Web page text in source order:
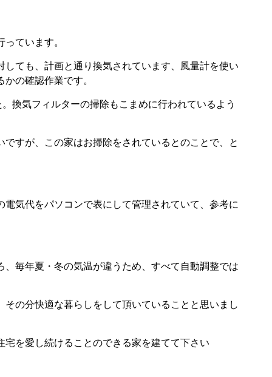
ています。
ても、計画と通り換気されています、風量計を使い
の確認作業です。
換気フィルターの掃除もこまめに行われているよう
すが、この家はお掃除をされているとのことで、と
気代をパソコンで表にして管理されていて、参考に
毎年夏・冬の気温が違うため、すべて自動調整では
の分快適な暮らしをして頂いていることと思いまし
を愛し続けることのできる家を建てて下さい